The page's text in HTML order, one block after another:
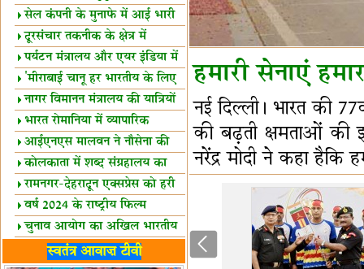
के प्रतिनिधि
सेल कंपनी के मुनाफे में आई भारी
उछाल!
दूरसंचार तकनीक के क्षेत्र में
उत्कृष्टता पुरस्कार
पर्यटन मंत्रालय और एयर इंडिया में
समझौता
'मीराबाई चानू हर भारतीय के लिए
प्रेरणा'
नागर विमानन मंत्रालय की यात्रियों
को सलाह
भारत रोमानिया में व्यापारिक
साझेदारियां
आईएनएस मालवन ने नौसेना की
ताकत बढ़ाई
कोलकाता में शब्द संग्रहालय का
उद्घाटन
रामनगर-देहरादून एक्सप्रेस को हरी
झंडीवर्ष 2024 के राष्ट्रीय फिल्म
पुरस्कारों की घोषणा
चुनाव आयोग का अखिल भारतीय
मीडिया सम्मेलन
भारत में केवड़े का अस्तित्‍व 24
स्वतंत्र आवाज़ टीवी
हमारी सेनाएं
नई दिल्ली। भारत की
की बढ़ती क्षमताओं की
नरेंद्र मोदी ने कहा हैकि